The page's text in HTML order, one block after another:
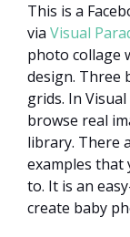
This is a
via Visual
photo collage
design. Three
grids. In
browse real
library. There
examples that
to. It is an
create baby